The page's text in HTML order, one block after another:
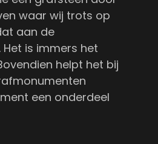
waar wij trots op
aan de
is immers het
helpt het bij
een onderdeel